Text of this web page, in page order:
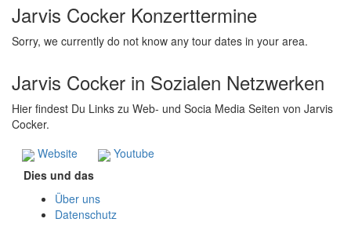
Jarvis Cocker Konzerttermine
Sorry, we currently do not know any tour dates in your area.
Jarvis Cocker in Sozialen Netzwerken
Hier findest Du Links zu Web- und Socia Media Seiten von Jarvis
Cocker.
Website
Youtube
Dies und das
Über uns
Datenschutz